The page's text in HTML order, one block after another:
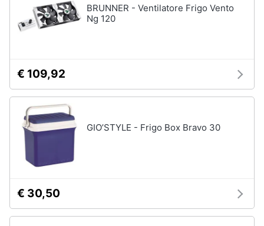
Assistenza
clienti
BRUNNER - Ventilatore Frigo Vento
Ng 120
€ 109,92
GIO’STYLE - Frigo Box Bravo 30
€ 30,50